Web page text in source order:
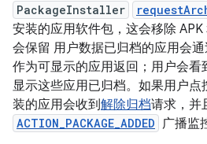
PackageInstaller
安装的应用软件包，这会移除
会保留 用户数据已归档的应用会通
作为可显示的应用返回；用户会看
显示这些应用已归档。如果用户
装的应用会收到解除归档请求，并
ACTION_PACKAGE_ADDED 广播监